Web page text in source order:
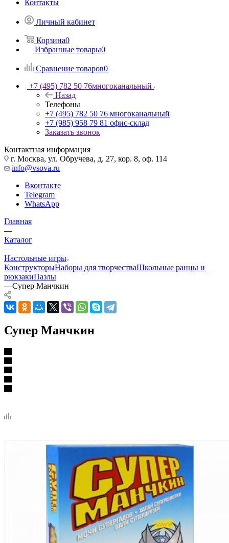
Контакты
Личный кабинет
Корзина0
Избранные товары0
Сравнение товаров0
+7 (495) 782 50 76многоканальный
Назад
Телефоны
+7 (495) 782 50 76 многоканальный
+7 (985) 958 79 81 офис-склад
Заказать звонок
Контактная информация
г. Москва, ул. Обручева, д. 27, кор. 8, оф. 114
info@vsova.ru
Вконтакте
Telegram
WhatsApp
Главная
—
Каталог
—
Настольные игры
КонструкторыНаборы для творчестваШкольные ранцы и
рюкзакиПазлы
—Супер Манчкин
Супер Манчкин